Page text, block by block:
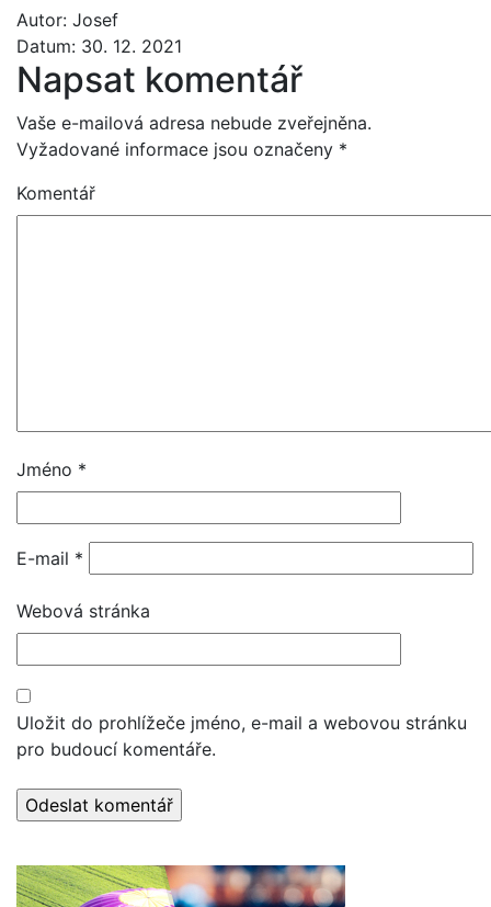
Autor: Josef
Datum: 30. 12. 2021
Napsat komentář
Vaše e-mailová adresa nebude zveřejněna.
Vyžadované informace jsou označeny *
Komentář
Jméno *
E-mail *
Webová stránka
Uložit do prohlížeče jméno, e-mail a webovou stránku
pro budoucí komentáře.